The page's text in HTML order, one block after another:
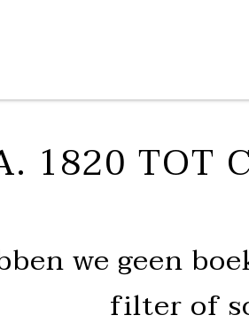
1820 TOT
we geen
filter of